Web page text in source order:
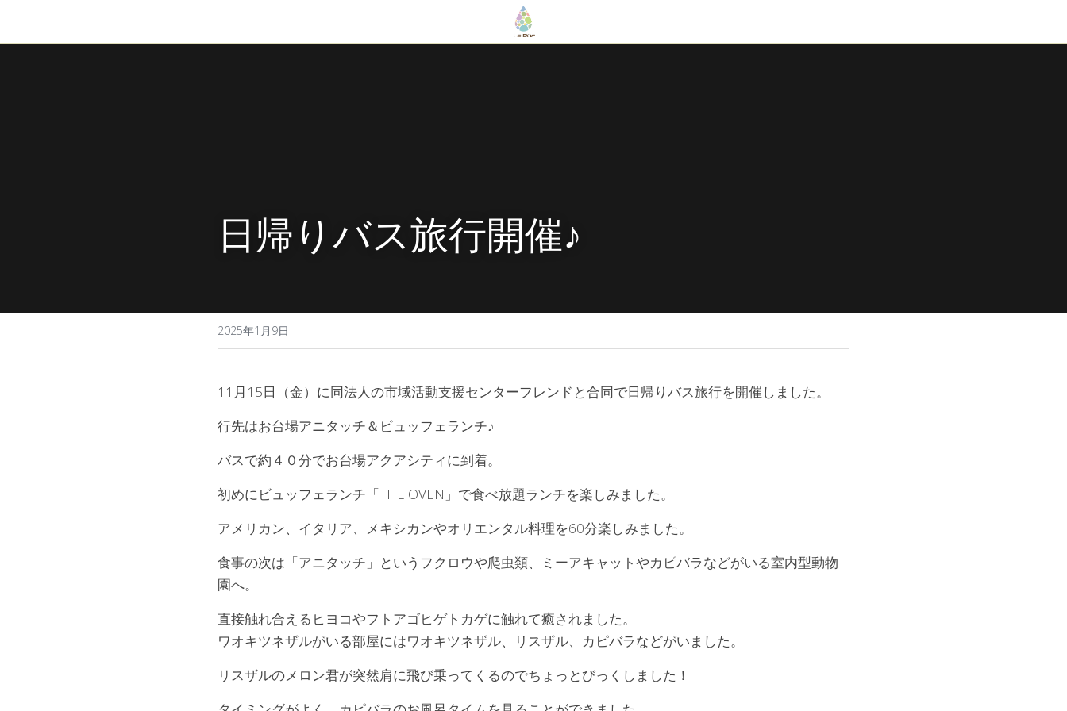
日帰りバス旅行開催♪
2025年1月9日
11月15日（金）に同法人の市域活動支援センターフレンドと合同で日帰りバス旅行を開催しました。
行先はお台場アニタッチ＆ビュッフェランチ♪
バスで約４０分でお台場アクアシティに到着。
初めにビュッフェランチ「THE OVEN」で食べ放題ランチを楽しみました。
アメリカン、イタリア、メキシカンやオリエンタル料理を60分楽しみました。
食事の次は「アニタッチ」というフクロウや爬虫類、ミーアキャットやカピバラなどがいる室内型動物
園へ。
直接触れ合えるヒヨコやフトアゴヒゲトカゲに触れて癒されました。
ワオキツネザルがいる部屋にはワオキツネザル、リスザル、カピバラなどがいました。
リスザルのメロン君が突然肩に飛び乗ってくるのでちょっとびっくしました！